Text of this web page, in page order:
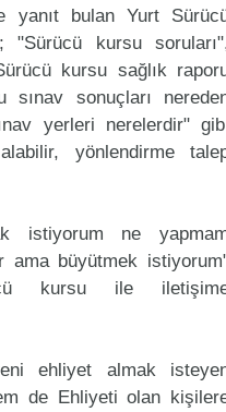
yanıt bulan Yurt
"Sürücü kursu
kursu sağlık
sınav sonuçları
yerleri nerelerdir"
yönlendirme
istiyorum ne
ama büyütmek
kursu ile
ehliyet almak
de Ehliyeti olan